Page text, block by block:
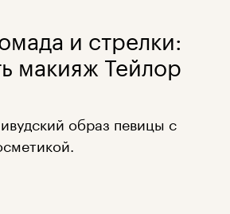
и стрелки:
макияж Тейлор
образ певицы с